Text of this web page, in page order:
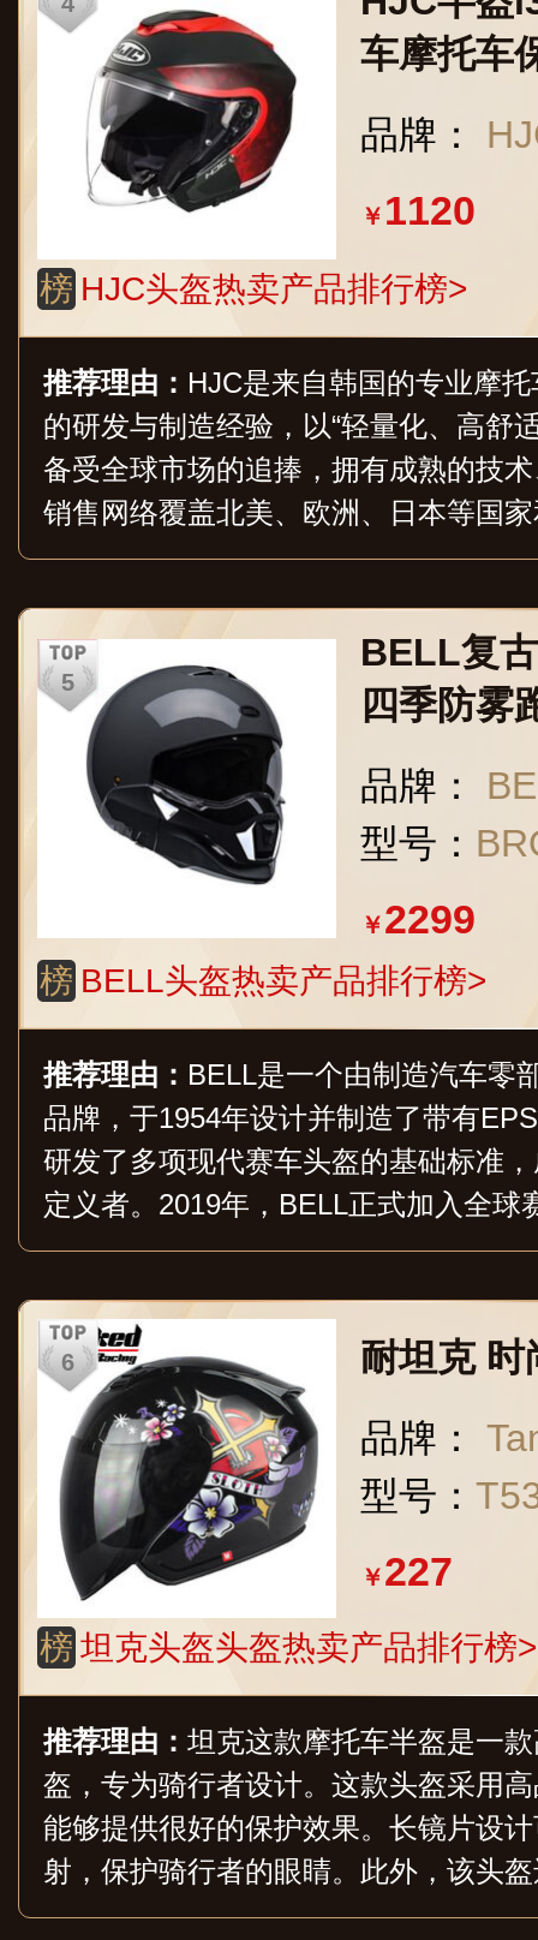
车摩托车
三头盔
F(哑面)
品牌：
￥ 1120
榜 HJC头盔热卖产品排行榜>
推荐理由： HJC是来自韩国的专业摩
的研发与制造经验，以“轻量化、高舒
备受全球市场的追捧，拥有成熟的技
销售网络覆盖北美、欧洲、日本等国
BELL复
四季防雾
行布洛泽
R-水泥灰
头围)
品牌：
型号：
￥2299
榜 BELL头盔热卖产品排行榜>
推荐理由： BELL是一个由制造汽车零
品牌，于1954年设计并制造了带有
研发了多项现代赛车头盔的基础标准
定义者。2019年，BELL正式加入全球
e Group，与大名鼎鼎的“OMP”品牌共
耐坦克 时
品牌：
型号：
￥227
榜 坦克头盔头盔热卖产品排行榜>
推荐理由： 坦克这款摩托车半盔是一
盔，专为骑行者设计。这款头盔采用
能够提供很好的保护效果。长镜片设
射，保护骑行者的眼睛。此外，该头
吸汗等特点，能够提供舒适的骑行体